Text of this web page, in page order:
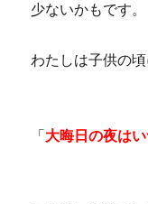
少ないかもです。
わたしは子供の頃
「 大晦日の夜は